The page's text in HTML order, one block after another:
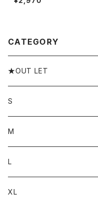
リーブTシャツ 大きいサイズ W
CATEGORY
★OUT LET
S
M
L
XL